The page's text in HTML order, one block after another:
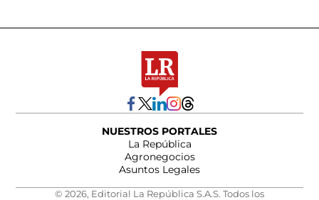
NUESTROS PORTALES
La República
Agronegocios
Asuntos Legales
© 2026, Editorial La República S.A.S. Todos los